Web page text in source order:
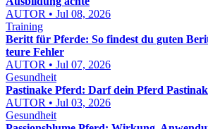
AUTOR • Jul 08, 2026
Training
Beritt für Pferde: So findest du guten
teure Fehler
AUTOR • Jul 07, 2026
Gesundheit
Pastinake Pferd: Darf dein Pferd
AUTOR • Jul 03, 2026
Gesundheit